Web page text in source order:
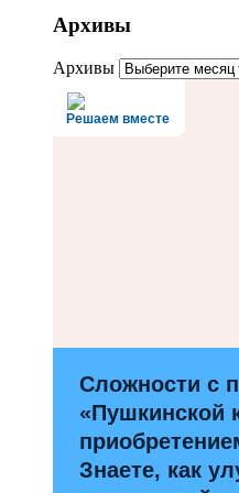
Архивы
Архивы
Решаем вместе
Сложности с
«Пушкинской
Знаете, как